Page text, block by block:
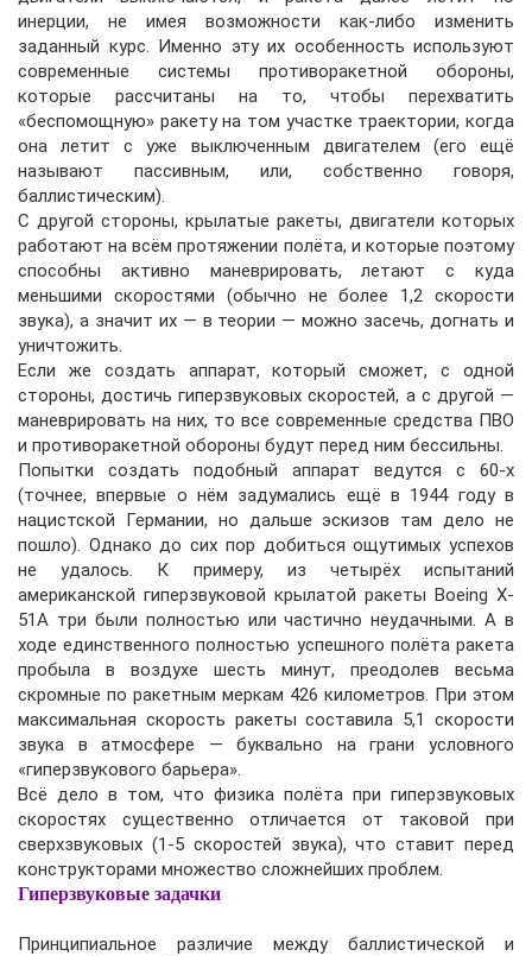
инерции, не имея возможности как-либо изменить
заданный курс. Именно эту их особенность используют
современные системы противоракетной обороны,
которые рассчитаны на то, чтобы перехватить
«беспомощную» ракету на том участке траектории, когда
она летит с уже выключенным двигателем (его ещё
называют пассивным, или, собственно говоря,
баллистическим).
С другой стороны, крылатые ракеты, двигатели которых
работают на всём протяжении полёта, и которые поэтому
способны активно маневрировать, летают с куда
меньшими скоростями (обычно не более 1,2 скорости
звука), а значит их — в теории — можно засечь, догнать и
уничтожить.
Если же создать аппарат, который сможет, с одной
стороны, достичь гиперзвуковых скоростей, а с другой —
маневрировать на них, то все современные средства ПВО
и противоракетной обороны будут перед ним бессильны.
Попытки создать подобный аппарат ведутся с 60-х
(точнее, впервые о нём задумались ещё в 1944 году в
нацистской Германии, но дальше эскизов там дело не
пошло). Однако до сих пор добиться ощутимых успехов
не удалось. К примеру, из четырёх испытаний
американской гиперзвуковой крылатой ракеты Boeing X-
51A три были полностью или частично неудачными. А в
ходе единственного полностью успешного полёта ракета
пробыла в воздухе шесть минут, преодолев весьма
скромные по ракетным меркам 426 километров. При этом
максимальная скорость ракеты составила 5,1 скорости
звука в атмосфере — буквально на грани условного
«гиперзвукового барьера».
Всё дело в том, что физика полёта при гиперзвуковых
скоростях существенно отличается от таковой при
сверхзвуковых (1-5 скоростей звука), что ставит перед
конструкторами множество сложнейших проблем.
Гиперзвуковые задачки
Принципиальное различие между баллистической и